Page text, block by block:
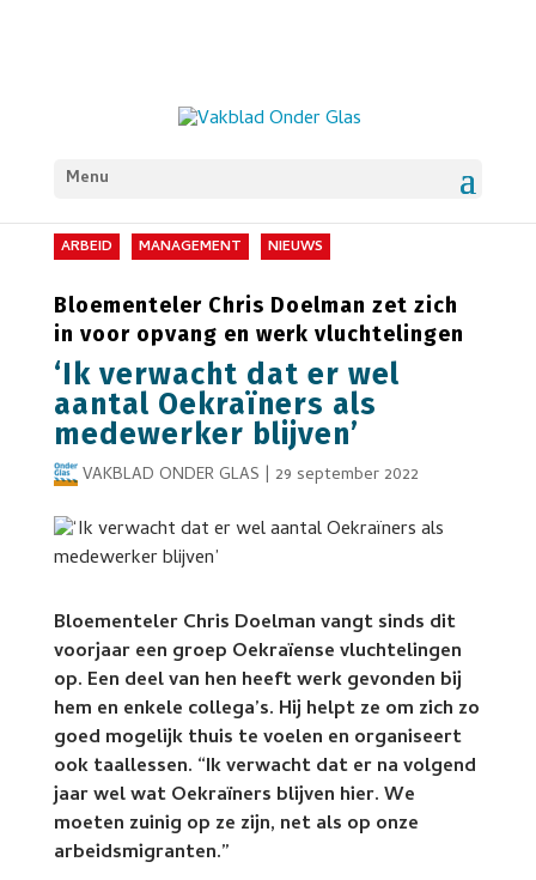
Menu
ARBEID MANAGEMENT NIEUWS
Bloementeler Chris Doelman zet zich
in voor opvang en werk vluchtelingen
‘Ik verwacht dat er wel
aantal Oekraïners als
medewerker blijven’
VAKBLAD ONDER GLAS | 29 september 2022
Bloementeler Chris Doelman vangt sinds dit
voorjaar een groep Oekraïense vluchtelingen
op. Een deel van hen heeft werk gevonden bij
hem en enkele collega’s. Hij helpt ze om zich zo
goed mogelijk thuis te voelen en organiseert
ook taallessen. “Ik verwacht dat er na volgend
jaar wel wat Oekraïners blijven hier. We
moeten zuinig op ze zijn, net als op onze
arbeidsmigranten.”